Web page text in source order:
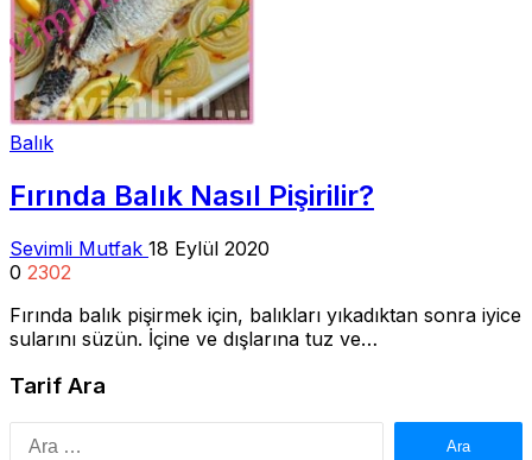
Balık
Fırında Balık Nasıl Pişirilir?
Sevimli Mutfak 18 Eylül 2020
0 2302
Fırında balık pişirmek için, balıkları yıkadıktan sonra iyice
sularını süzün. İçine ve dışlarına tuz ve…
Tarif Ara